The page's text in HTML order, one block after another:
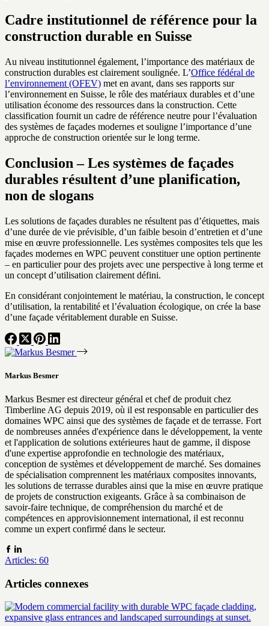
Cadre institutionnel de référence pour la
construction durable en Suisse
Au niveau institutionnel également, l’importance des matériaux de
construction durables est clairement soulignée. L’Office fédéral de
l’environnement (OFEV) met en avant, dans ses rapports sur
l’environnement en Suisse, le rôle des matériaux durables et d’une
utilisation économe des ressources dans la construction. Cette
classification fournit un cadre de référence neutre pour l’évaluation
des systèmes de façades modernes et souligne l’importance d’une
approche de construction orientée sur le long terme.
Conclusion – Les systèmes de façades
durables résultent d’une planification,
non de slogans
Les solutions de façades durables ne résultent pas d’étiquettes, mais
d’une durée de vie prévisible, d’un faible besoin d’entretien et d’une
mise en œuvre professionnelle. Les systèmes composites tels que les
façades modernes en WPC peuvent constituer une option pertinente
– en particulier pour des projets avec une perspective à long terme et
un concept d’utilisation clairement défini.
En considérant conjointement le matériau, la construction, le concept
d’utilisation, la rentabilité et l’évaluation écologique, on crée la base
d’une façade véritablement durable en Suisse.
Markus Besmer
Markus Besmer est directeur général et chef de produit chez
Timberline AG depuis 2019, où il est responsable en particulier des
domaines WPC ainsi que des systèmes de façade et de terrasse. Fort
de nombreuses années d'expérience dans le développement, la vente
et l'application de solutions extérieures haut de gamme, il dispose
d'une expertise approfondie en technologie des matériaux,
conception de systèmes et développement de marché. Ses domaines
de spécialisation comprennent les matériaux composites innovants,
les solutions de terrasse durables ainsi que la mise en œuvre pratique
de projets de construction exigeants. Grâce à sa combinaison de
savoir-faire technique, de compréhension du marché et de
compétences en approvisionnement international, il est reconnu
comme un expert confirmé dans le secteur.
Articles: 60
Articles connexes